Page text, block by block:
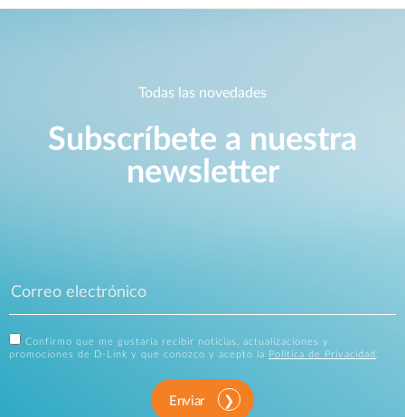
Todas las novedades
Subscríbete a nuestra
newsletter
Confirmo que me gustaría recibir noticias, actualizaciones y
promociones de D-Link y que conozco y acepto la
Política de Privacidad .
Enviar